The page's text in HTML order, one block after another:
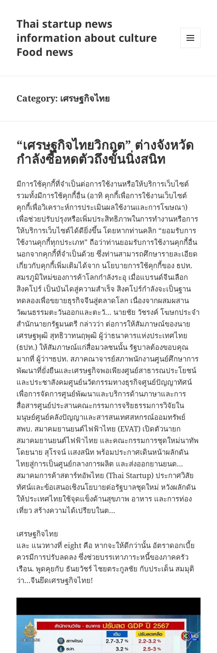
Thai startup news
information about culture
Food news
Category: เศรษฐกิจไทย
“เศรษฐกิจไทยวิกฤต” ต่างจังหวัด
กำลังซื้อหดตัวถึงขั้นนิ่งสนิท
มีการใช้คุกกี้ที่จำเป็นต่อการใช้งานหรือให้บริการเว็บไซต์
รวมทั้งมีการใช้คุกกี้อื่น (อาทิ คุกกี้เพื่อการใช้งานเว็บไซต์
คุกกี้เพื่อวิเคราะห์การประเมินผลใช้งานและการโฆษณา)
เพื่อช่วยปรับปรุงหรือเพิ่มประสิทธิภาพในการทำงานหรือการ
ให้บริการเว็บไซต์ได้ดียิ่งขึ้น โดยหากท่านคลิก “ยอมรับการ
ใช้งานคุกกี้ทุกประเภท” ถือว่าท่านยอมรับการใช้งานคุกกี้อื่น
นอกจากคุกกี้ที่จำเป็นด้วย ซึ่งท่านสามารถศึกษารายละเอียด
เกี่ยวกับคุกกี้เพิ่มเติมได้จาก นโยบายการใช้คุกกี้ของ ธปท.
สมรภูมิใหม่ของการค้าโลกกำลังระอุ เมื่อแบรนด์จีนเลือก
สิงคโปร์ เป็นบันไดสู่ความสำเร็จ สิงคโปร์กำลังจะเป็นฐาน
ทดลองเพื่อขยายธุรกิจจีนสู่ตลาดโลก เนื่องจากผสมผสาน
วัฒนธรรมตะวันออกและตะวั… นายชัย วัชรงค์ โฆษกประจำ
สำนักนายกรัฐมนตรี กล่าวว่า ต่อการให้สัมภาษณ์ของนาย
เศรษฐพุฒิ สุทธิวาทนฤพุฒิ ผู้ว่าธนาคารแห่งประเทศไทย
(ธปท.) ให้สัมภาษณ์แก่สื่อมวลชนนั้น รัฐบาลต้องขอบคุณ
มากที่ ผู้ว่าฯธปท. สภาคณาจารย์สภาพนักงานศูนย์ศึกษาการ
พัฒนาที่ยั่งยืนและเศรษฐกิจพอเพียงศูนย์สาธารณประโยชน์
และประชาสังคมศูนย์นวัตกรรมทางธุรกิจศูนย์ปัญญาทัศน์
เพื่อการจัดการศูนย์พัฒนาและบริการด้านภาษาและการ
สื่อสารศูนย์ประสานคณะกรรมการจริยธรรมการวิจัยใน
มนุษย์ศูนย์คลังปัญญาและสารสนเทศสหกรณ์ออมทรัพย์
สพบ. สมาคมยานยนต์ไฟฟ้าไทย (EVAT) เปิดตัวนายก
สมาคมยานยนต์ไฟฟ้าไทย และคณะกรรมการชุดใหม่นาทัพ
โดยนาย สุโรจน์ เเสงสนิท พร้อมประกาศเดินหน้าผลักดัน
ไทยสู่การเป็นศูนย์กลางการผลิต และส่งออกยานยนต…
สมาคมการค้าสตาร์ทอัพไทย (Thai Startup) ประกาศวิสัย
ทัศน์และข้อเสนอเชิงนโยบายต่อรัฐบาลชุดใหม่ หวังผลักดัน
ให้ประเทศไทยใช้จุดแข็งด้านสุขภาพ อาหาร และการท่อง
เที่ยว สร้างความได้เปรียบในต…
เศรษฐกิจไทย
และ แนวทางที่ eight คือ หากจะให้ดีกว่านั้น อัตราดอกเบี้ย
ควรมีการปรับลดลง ซึ่งช่วยบรรเทาภาระหนี้ของภาคครัว
เรือน. พูดคุยกับ ธันยวัชร์ ไชยตระกูลชัย กับประเด็น สมมุติ
ว่า…จีนยึดเศรษฐกิจไทย!